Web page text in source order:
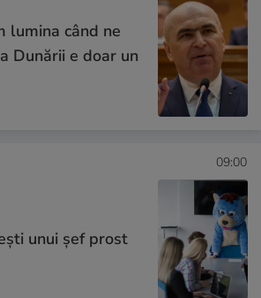
lumina când ne
Dunării e doar un
09:00
unui șef prost